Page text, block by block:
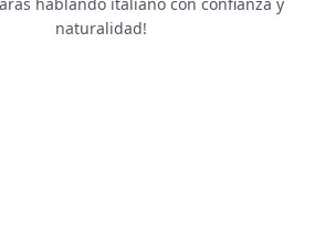
naturalidad!